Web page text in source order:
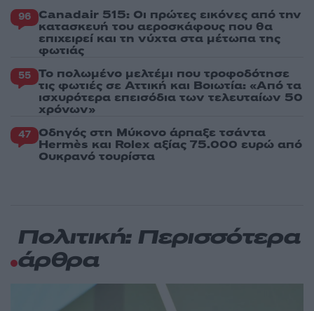
96 Canadair 515: Οι πρώτες εικόνες από την
κατασκευή του αεροσκάφους που θα
επιχειρεί και τη νύχτα στα μέτωπα της
φωτιάς
55 Το πολωμένο μελτέμι που τροφοδότησε
τις φωτιές σε Αττική και Βοιωτία: «Από τα
ισχυρότερα επεισόδια των τελευταίων 50
χρόνων»
47 Οδηγός στη Μύκονο άρπαξε τσάντα
Hermès και Rolex αξίας 75.000 ευρώ από
Ουκρανό τουρίστα
Πολιτική: Περισσότερα
άρθρα